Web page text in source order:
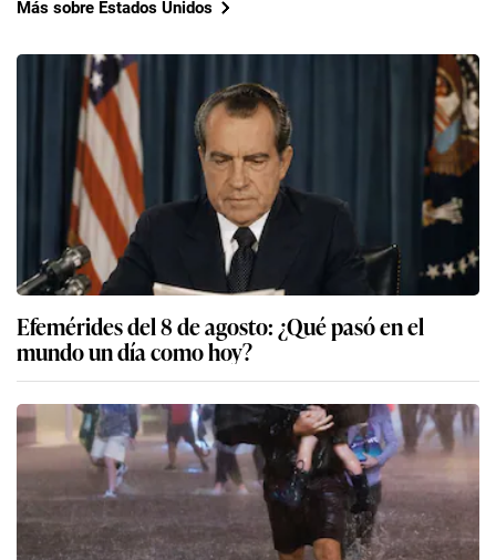
Más sobre Estados Unidos
Efemérides del 8 de agosto: ¿Qué pasó en el
mundo un día como hoy?